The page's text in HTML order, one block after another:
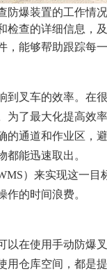
爆装置的工作情况
查的详细信息，
，能够帮助跟踪每
到叉车的效率。在
了最大化提高效
的通道和作业区，
都能迅速取出。
）来实现这一
作的时间浪费。
以在使用手动防爆
用仓库空间，都是